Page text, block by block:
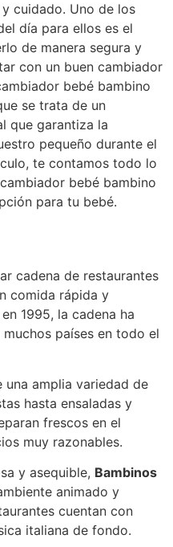
cuidado. Uno de los
día para ellos es el
de manera segura y
con un buen cambiador
bebé bambino
se trata de un
que garantiza la
pequeño durante el
te contamos todo lo
bebé bambino
para tu bebé.
cadena de restaurantes
comida rápida y
1995, la cadena ha
países en todo el
una amplia variedad de
hasta ensaladas y
frescos en el
muy razonables.
y asequible, Bambinos
animado y
cuentan con
italiana de fondo.